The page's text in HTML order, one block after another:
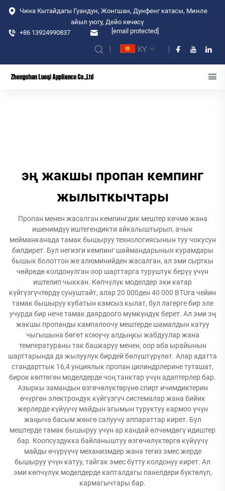
Чина Кытайдагы Гуандун, Жонгшан, Дунфенг катасы, Минле
айыл уюгу, Дейо көчөсү
+86 13924990837
[email protected]
KY
эң жакшы пропан кемпинг
жылыткычтары
Пропан менен жасалган кемпингдик мештер көчмө жана
ишенимдүү иштегендикти айкалыштырып, ачык
мейманканада тамак бышыруу технологиясынын туу чокусун
билдирет. Бул негизги кемпинг шаймандарынын курамдары
бышык болоттон же алюминийден жасалган, ал эми сырткы
чөйрөдө колдонулган оор шарттарга туруштук берүү үчүн
иштелип чыккан. Көпчүлүк моделдер эки катар
күйгүзгүчтөрдү сунуштайт, алар 20 000ден 40 000 BTUга чейин
тамак бышыруу кубатын камсыз кылат, бул лагерге бир эле
учурда бир нече тамак даярдоого мүмкүндүк берет. Ал эми эң
жакшы пропанды кампалоочу мештерде шамалдын катуу
чыгышына бөгөт коюучу алдыңкы жабдуулар жана
температураны так башкаруу менен, оор аба ырайынын
шарттарында да жылуулук бирдей бөлүштүрүлөт. Алар адатта
стандарттык 16,4 унциялык пропан цилиндрлерине туташат,
бирок көптөгөн моделдерде чоң танктар үчүн адаптерлер бар.
Азыркы замандын өзгөчөлүктөрүнө спирт ичимдиктерин
өчүргөн электрондук күйгүзгүч системалар жана бийик
жерлерде күйүүчү майдын агымын туруктуу кармоо үчүн
жаңыча басым жөнгө салуучу аппараттар кирет. Бул
мештерде тамак бышыруу үчүн ар кандай өлчөмдөгү идиштер
бар. Коопсуздукка байланыштуу өзгөчөлүктөргө күйүүчү
майды өчүрүүчү механизмдер жана тегиз эмес жерде
бышыруу үчүн катуу, тайгак эмес бутту колдонуу кирет. Ал
эми көпчүлүк моделдерде капталдагы панелдери бүктөлүп,
кармагычтары бар.